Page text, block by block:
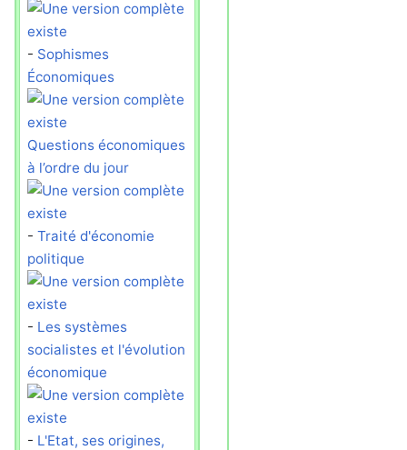
- Sophismes
Économiques
Questions économiques
à l’ordre du jour
- Traité d'économie
politique
- Les systèmes
socialistes et l'évolution
économique
- L'Etat, ses origines,